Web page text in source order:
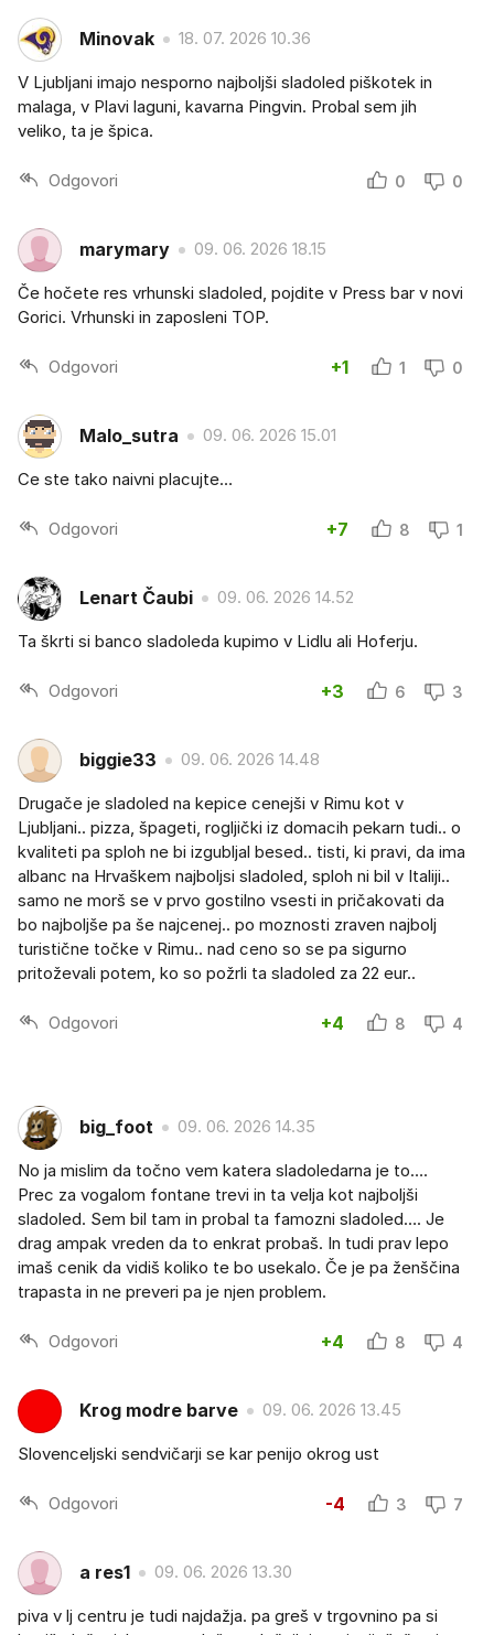
Minovak 18. 07. 2026 10.36
V Ljubljani imajo nesporno najboljši sladoled piškotek in
malaga, v Plavi laguni, kavarna Pingvin. Probal sem jih
veliko, ta je špica.
Odgovori 0 0
marymary 09. 06. 2026 18.15
Če hočete res vrhunski sladoled, pojdite v Press bar v novi
Gorici. Vrhunski in zaposleni TOP.
Odgovori +1 1 0
Malo_sutra 09. 06. 2026 15.01
Ce ste tako naivni placujte…
Odgovori +7 8 1
Lenart Čaubi 09. 06. 2026 14.52
Ta škrti si banco sladoleda kupimo v Lidlu ali Hoferju.
Odgovori +3 6 3
biggie33 09. 06. 2026 14.48
Drugače je sladoled na kepice cenejši v Rimu kot v
Ljubljani.. pizza, špageti, rogljički iz domacih pekarn tudi.. o
kvaliteti pa sploh ne bi izgubljal besed.. tisti, ki pravi, da ima
albanc na Hrvaškem najboljsi sladoled, sploh ni bil v Italiji..
samo ne morš se v prvo gostilno vsesti in pričakovati da
bo najboljše pa še najcenej.. po moznosti zraven najbolj
turistične točke v Rimu.. nad ceno so se pa sigurno
pritoževali potem, ko so požrli ta sladoled za 22 eur..
Odgovori +4 8 4
big_foot 09. 06. 2026 14.35
No ja mislim da točno vem katera sladoledarna je to….
Prec za vogalom fontane trevi in ta velja kot najboljši
sladoled. Sem bil tam in probal ta famozni sladoled…. Je
drag ampak vreden da to enkrat probaš. In tudi prav lepo
imaš cenik da vidiš koliko te bo usekalo. Če je pa ženščina
trapasta in ne preveri pa je njen problem.
Odgovori +4 8 4
Krog modre barve 09. 06. 2026 13.45
Slovenceljski sendvičarji se kar penijo okrog ust
Odgovori -4 3 7
a res1 09. 06. 2026 13.30
piva v lj centru je tudi najdažja. pa greš v trgovnino pa si